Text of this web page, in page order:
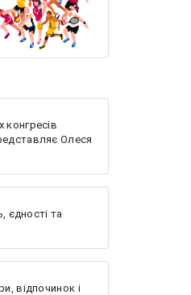
конгресів
Олеся
єдності та
відпочинок і